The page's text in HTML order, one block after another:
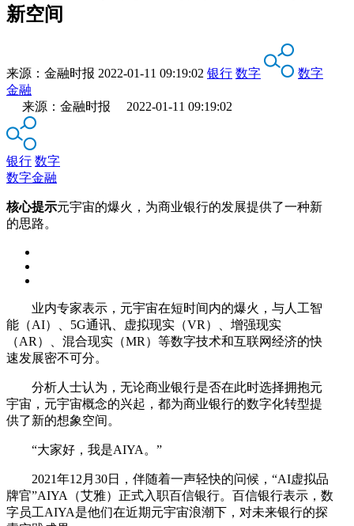
新空间
来源： 金融时报 2022-01-11 09:19:02 银行 数字
数字
金融
来源：金融时报 2022-01-11 09:19:02
银行 数字
数字金融
核心提示元宇宙的爆火，为商业银行的发展提供了一种新
的思路。
业内专家表示，元宇宙在短时间内的爆火，与人工智
能（AI）、5G通讯、虚拟现实（VR）、增强现实
（AR）、混合现实（MR）等数字技术和互联网经济的快
速发展密不可分。
分析人士认为，无论商业银行是否在此时选择拥抱元
宇宙，元宇宙概念的兴起，都为商业银行的数字化转型提
供了新的想象空间。
“大家好，我是AIYA。”
2021年12月30日，伴随着一声轻快的问候，“AI虚拟品
牌官”AIYA（艾雅）正式入职百信银行。百信银行表示，数
字员工AIYA是他们在近期元宇宙浪潮下，对未来银行的探